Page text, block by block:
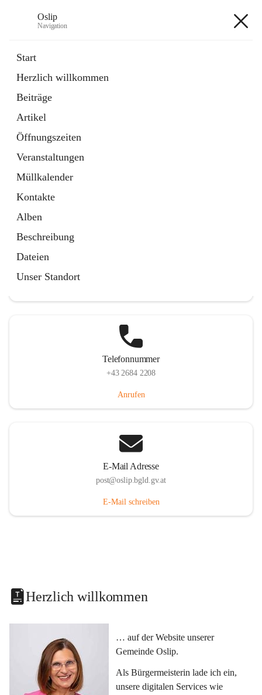
Oslip
Navigation
Start
Herzlich willkommen
Beiträge
Artikel
Öffnungszeiten
Veranstaltungen
Müllkalender
Kontakte
Alben
Beschreibung
Dateien
Unser Standort
Externe Webseite
in
Tab
Bundeskanzleramt Österreich
Externe Webseite
öffnet
in
neuem
Tab
Telefonnummer
+43 2684 2208
Anrufen
E-Mail Adresse
post@oslip.bgld.gv.at
E-Mail schreiben
Herzlich willkommen
… auf der Website unserer
Gemeinde Oslip.
Als Bürgermeisterin lade ich ein,
unsere digitalen Services wie